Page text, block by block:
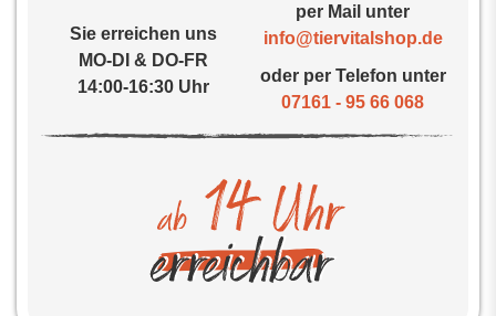
Sie erreichen uns
MO-DI & DO-FR
14:00-16:30 Uhr
per Mail unter
info@tiervitalshop.de
oder per Telefon unter
07161 - 95 66 068